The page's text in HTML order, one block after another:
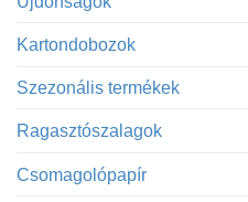
Kartondobozok
Szezonális termékek
Ragasztószalagok
Csomagolópapír